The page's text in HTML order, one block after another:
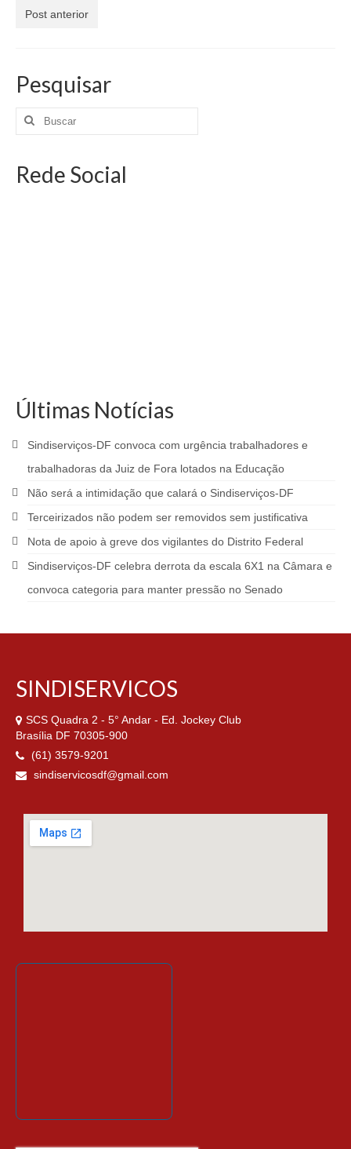
Jornais
Cartilhas
Sites Importantes
Contato
Post anterior
Pesquisar
Rede Social
Últimas Notícias
Sindiserviços-DF convoca com urgência trabalhadores e
trabalhadoras da Juiz de Fora lotados na Educação
Não será a intimidação que calará o Sindiserviços-DF
Terceirizados não podem ser removidos sem justificativa
Nota de apoio à greve dos vigilantes do Distrito Federal
Sindiserviços-DF celebra derrota da escala 6X1 na Câmara e
convoca categoria para manter pressão no Senado
SINDISERVICOS
SCS Quadra 2 - 5° Andar - Ed. Jockey Club
Brasília DF 70305-900
(61) 3579-9201
sindiservicosdf@gmail.com